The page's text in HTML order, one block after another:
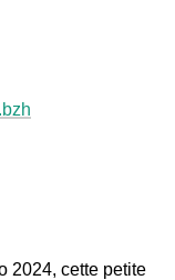
2024, cette petite